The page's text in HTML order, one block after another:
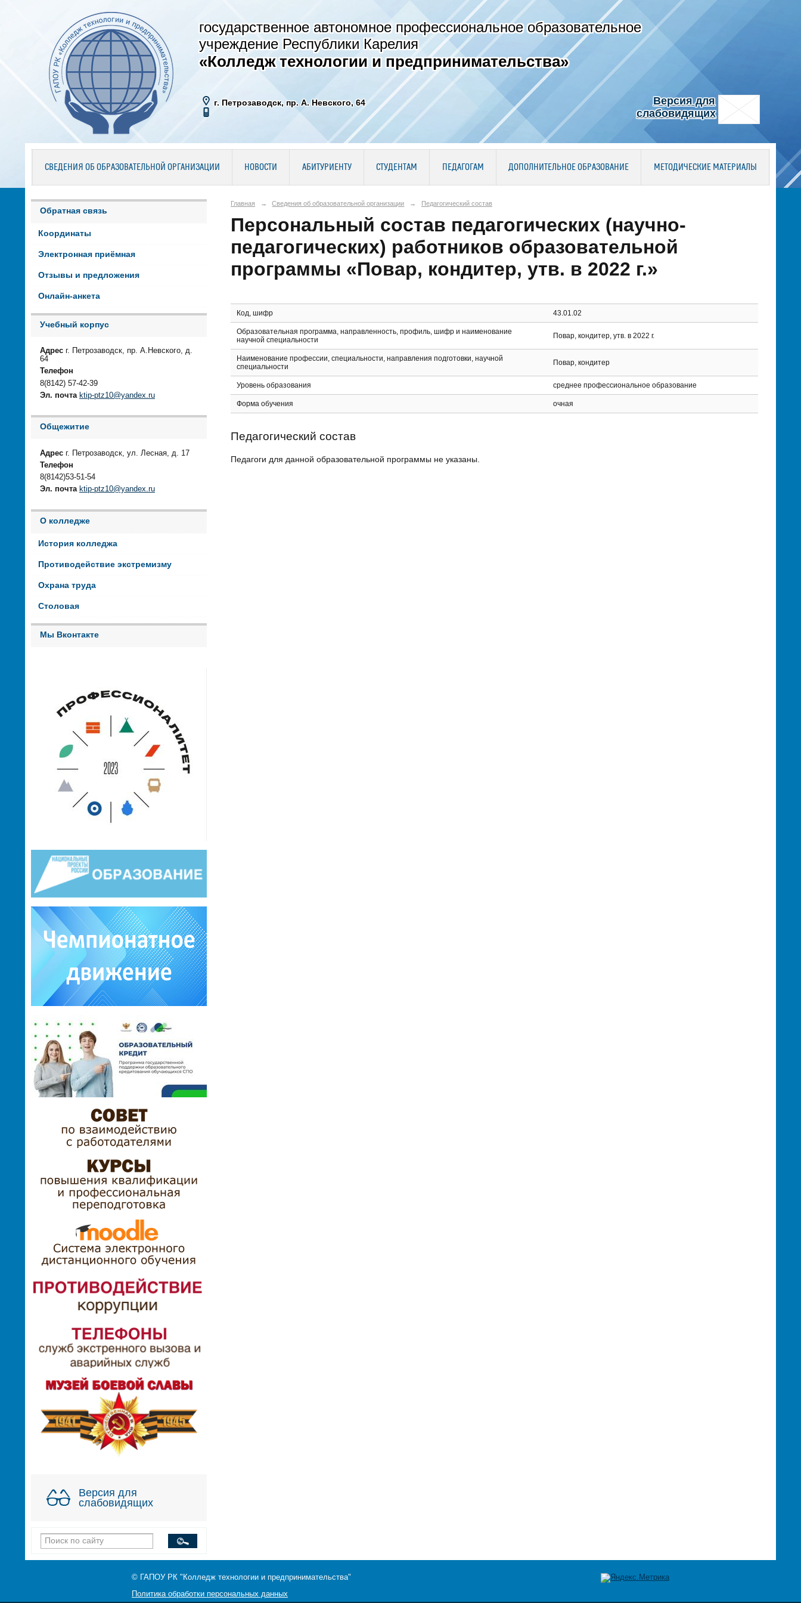
государственное автономное профессиональное образовательное
учреждение Республики Карелия
«Колледж технологии и предпринимательства»
г. Петрозаводск, пр. А. Невского, 64
Версия для
слабовидящих
СВЕДЕНИЯ ОБ ОБРАЗОВАТЕЛЬНОЙ ОРГАНИЗАЦИИ НОВОСТИ АБИТУРИЕНТУ СТУДЕНТАМ ПЕДАГОГАМ ДОПОЛНИТЕЛЬНОЕ ОБРАЗОВАНИЕ МЕТОДИЧЕСКИЕ МАТЕРИАЛЫ
Обратная связь
Координаты
Электронная приёмная
Отзывы и предложения
Онлайн-анкета
Учебный корпус
Адрес г. Петрозаводск, пр. А.Невского, д.
64
Телефон
8(8142) 57-42-39
Эл. почта ktip-ptz10@yandex.ru
Общежитие
Адрес г. Петрозаводск, ул. Лесная, д. 17
Телефон
8(8142)53-51-54
Эл. почта ktip-ptz10@yandex.ru
О колледже
История колледжа
Противодействие экстремизму
Охрана труда
Столовая
Мы Вконтакте
Версия для
слабовидящих
Главная → Сведения об образовательной организации → Педагогический состав
Персональный состав педагогических (научно-
педагогических) работников образовательной
программы «Повар, кондитер, утв. в 2022 г.»
Код, шифр 43.01.02
Образовательная программа, направленность, профиль, шифр и наименование
научной специальности
Повар, кондитер, утв. в 2022 г.
Наименование профессии, специальности, направления подготовки, научной
специальности
Повар, кондитер
Уровень образования среднее профессиональное образование
Форма обучения очная
Педагогический состав
Педагоги для данной образовательной программы не указаны.
© ГАПОУ РК "Колледж технологии и предпринимательства"
Политика обработки персональных данных